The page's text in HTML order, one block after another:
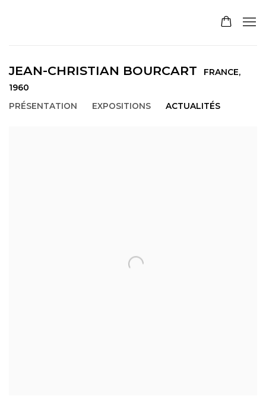
JEAN-CHRISTIAN BOURCART
FRANCE,
1960
PRÉSENTATION
EXPOSITIONS ACTUALITÉS